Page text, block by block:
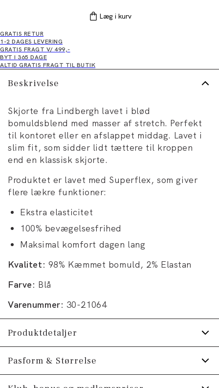
Læg i kurv
GRATIS RETUR
1-2 DAGES LEVERING
GRATIS FRAGT V/ 499,-
BYT I 365 DAGE
ALTID GRATIS FRAGT TIL BUTIK
Beskrivelse
Skjorte fra Lindbergh lavet i blød
bomuldsblend med masser af stretch. Perfekt
til kontoret eller en afslappet middag. Lavet i
slim fit, som sidder lidt tættere til kroppen
end en klassisk skjorte.
Produktet er lavet med Superflex, som giver
flere lækre funktioner:
Ekstra elasticitet
100% bevægelsesfrihed
Maksimal komfort dagen lang
Kvalitet: 98% Kæmmet bomuld, 2% Elastan
Farve: Blå
Varenummer: 30-21064
Produktdetaljer
Skjorten har button-down krave.
Manchetten har to knapper til at justere
Pasform & Størrelse